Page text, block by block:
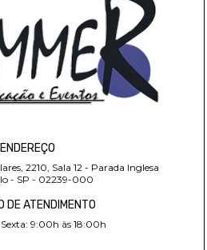
ENDEREÇO
2210, Sala 12 - Parada Inglesa
- SP - 02239-000
DE ATENDIMENTO
9:00h às 18:00h